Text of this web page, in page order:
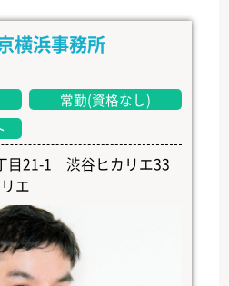
横浜事務所
常勤(資格なし)
目21-1 渋谷ヒカリエ33
エ